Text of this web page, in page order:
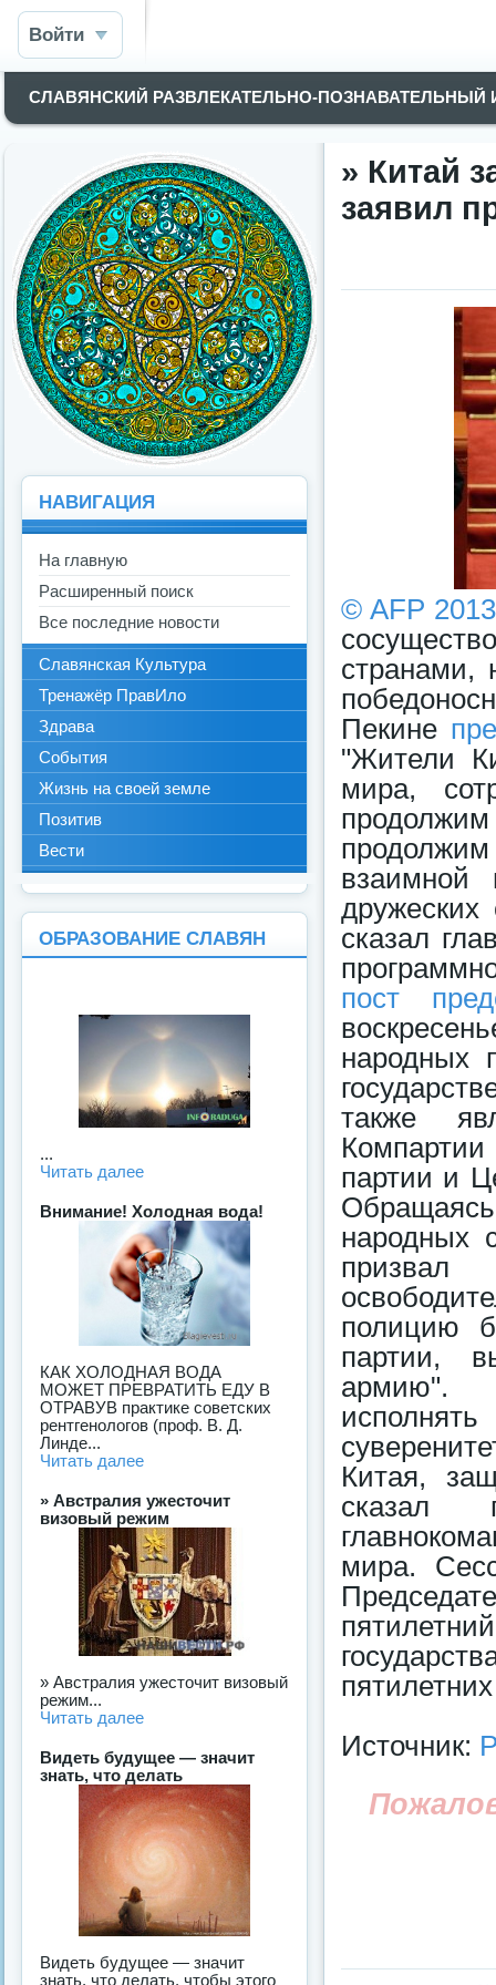
Войти
СЛАВЯНСКИЙ РАЗВЛЕКАТЕЛЬНО-
» Китай
заявил
© AFP
странами,
Пекине
"Жители
мира,
продолжим
взаимной
сказал
пост
народных
также
партии и
народных
полицию
партии,
армию".
Китая,
сказал
мира.
Источник:
НАВИГАЦИЯ
На главную
Расширенный поиск
Все последние новости
Славянская Культура
Тренажёр ПравИло
Здрава
События
Жизнь на своей земле
Позитив
Вести
ОБРАЗОВАНИЕ СЛАВЯН
...
Читать далее
Внимание! Холодная вода!
КАК ХОЛОДНАЯ ВОДА
МОЖЕТ ПРЕВРАТИТЬ ЕДУ В
ОТРАВУВ практике советских
рентгенологов (проф. В. Д.
Линде...
Читать далее
» Австралия ужесточит
визовый режим
» Австралия ужесточит визовый
режим...
Читать далее
Видеть будущее — значит
знать, что делать
Видеть будущее — значит
знать, что делать, чтобы этого